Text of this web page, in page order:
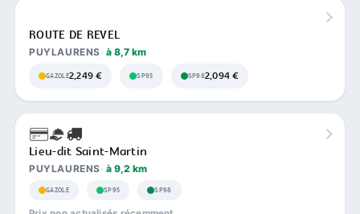
ROUTE DE REVEL
PUYLAURENS à 8,7 km
GAZOLE2,249 € SP95 SP982,094 €
Lieu-dit Saint-Martin
PUYLAURENS à 9,2 km
GAZOLE SP95 SP98